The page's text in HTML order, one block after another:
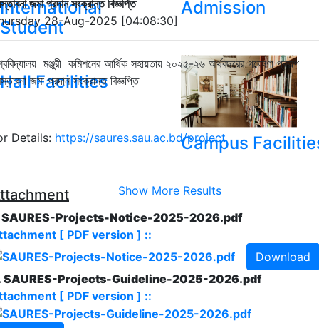
International
Student
Admission
Hall Facilities
Campus
Show More Results
জমা প্রদান সংক্রান্ত বিজ্ঞপ্তি
28-Aug-2025 [04:08:30]
মঞ্জুরী কমিশনের আর্থিক সহায়তায় ২০২৫-২৬ অর্থবছরের গবেষণা প্রকল্প
জমা প্রদান সংক্রান্ত বিজ্ঞপ্তি
Details: https://saures.sau.ac.bd/project
SAURES-Projects-Notice-2025-2026.pdf
[ PDF version ] ::
Download
SAURES-Projects-Guideline-2025-2026.pdf
[ PDF version ] ::